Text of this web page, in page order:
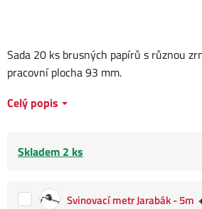
Sada 20 ks brusných papírů s různou
pracovní plocha 93 mm.
Celý popis
Skladem 2 ks
Svinovací metr Jarabák - 5m